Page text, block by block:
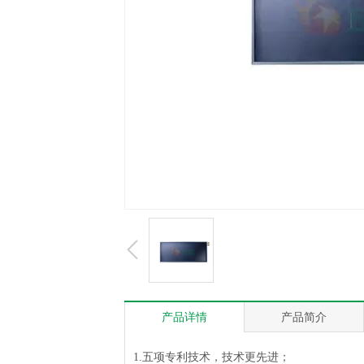
产品详情 产品简介
1.五项专利技术，技术更先进；